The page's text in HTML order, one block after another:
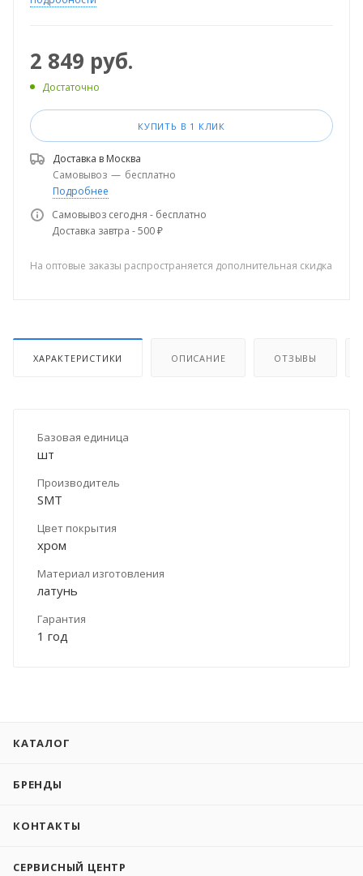
2 849 руб.
Достаточно
КУПИТЬ В 1 КЛИК
Доставка в Москва
Самовывоз — бесплатно
Подробнее
Самовывоз сегодня - бесплатно
Доставка завтра - 500 ₽
На оптовые заказы распространяется дополнительная скидка
ХАРАКТЕРИСТИКИ ОПИСАНИЕ ОТЗЫВЫ
Базовая единица
шт
Производитель
SMT
Цвет покрытия
хром
Материал изготовления
латунь
Гарантия
1 год
КАТАЛОГ
БРЕНДЫ
КОНТАКТЫ
СЕРВИСНЫЙ ЦЕНТР